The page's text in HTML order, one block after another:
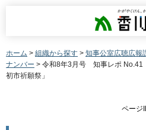
香川
ホーム > 組織から探す > 知事公室広聴広報
ナンバー > 令和8年3月号 知事レポ No.41
初市祈願祭」
ページ